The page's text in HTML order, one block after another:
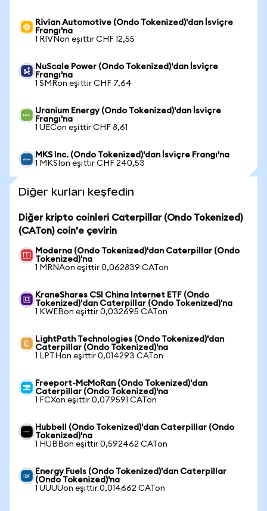
Rivian Automotive (Ondo Tokenized)'dan İsviçre
Frangı'na
1 RIVNon eşittir CHF 12,55
NuScale Power (Ondo Tokenized)'dan İsviçre
Frangı'na
1 SMRon eşittir CHF 7,64
Uranium Energy (Ondo Tokenized)'dan İsviçre
Frangı'na
1 UECon eşittir CHF 8,61
MKS Inc. (Ondo Tokenized)'dan İsviçre Frangı'na
1 MKSIon eşittir CHF 240,53
Diğer kurları keşfedin
Diğer kripto coinleri Caterpillar (Ondo Tokenized)
(CATon) coin'e çevirin
Moderna (Ondo Tokenized)'dan Caterpillar (Ondo
Tokenized)'na
1 MRNAon eşittir 0,062839 CATon
KraneShares CSI China Internet ETF (Ondo
Tokenized)'dan Caterpillar (Ondo Tokenized)'na
1 KWEBon eşittir 0,032695 CATon
LightPath Technologies (Ondo Tokenized)'dan
Caterpillar (Ondo Tokenized)'na
1 LPTHon eşittir 0,014293 CATon
Freeport-McMoRan (Ondo Tokenized)'dan
Caterpillar (Ondo Tokenized)'na
1 FCXon eşittir 0,079591 CATon
Hubbell (Ondo Tokenized)'dan Caterpillar (Ondo
Tokenized)'na
1 HUBBon eşittir 0,592462 CATon
Energy Fuels (Ondo Tokenized)'dan Caterpillar
(Ondo Tokenized)'na
1 UUUUon eşittir 0,014662 CATon